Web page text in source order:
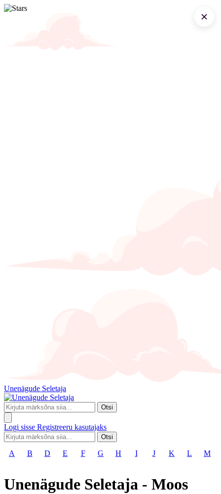
Unenägude Seletaja
Otsi
Logi sisse Registreeru kasutajaks
Otsi
A B D E F G H I J K L M
Unenägude Seletaja - Moos